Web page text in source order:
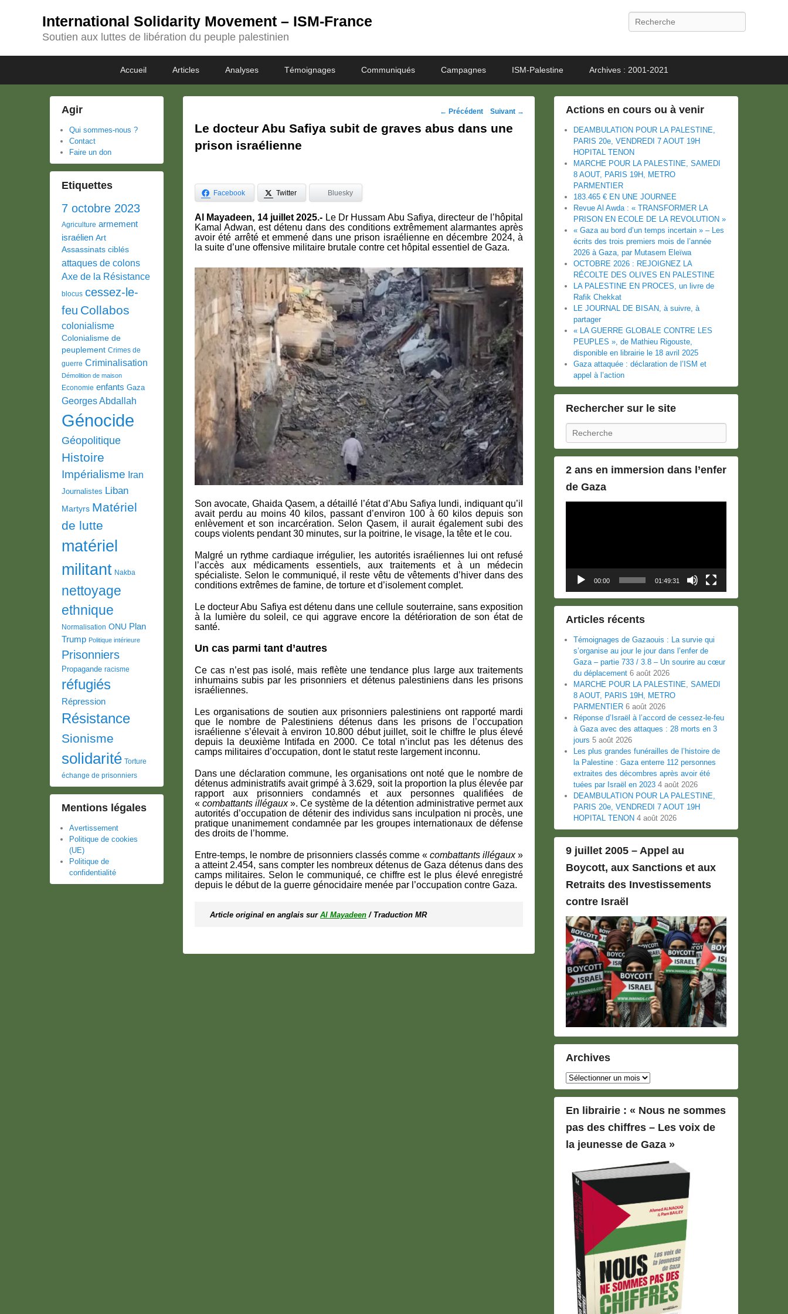
International Solidarity Movement – ISM-France
Soutien aux luttes de libération du peuple palestinien
Recherche
menu
Accueil Articles Analyses Témoignages Communiqués Campagnes ISM-Palestine Archives : 2001-2021
Navigation
des
← Précédent Suivant →
Le docteur Abu Safiya subit de graves abus dans une
prison israélienne
Facebook Twitter Bluesky
Al Mayadeen, 14 juillet 2025.- Le Dr Hussam Abu Safiya, directeur de l’hôpital
Kamal Adwan, est détenu dans des conditions extrêmement alarmantes après
avoir été arrêté et emmené dans une prison israélienne en décembre 2024, à
la suite d’une offensive militaire brutale contre cet hôpital essentiel de Gaza.
Son avocate, Ghaida Qasem, a détaillé l’état d’Abu Safiya lundi, indiquant qu’il
avait perdu au moins 40 kilos, passant d’environ 100 à 60 kilos depuis son
enlèvement et son incarcération. Selon Qasem, il aurait également subi des
coups violents pendant 30 minutes, sur la poitrine, le visage, la tête et le cou.
Malgré un rythme cardiaque irrégulier, les autorités israéliennes lui ont refusé
l’accès aux médicaments essentiels, aux traitements et à un médecin
spécialiste. Selon le communiqué, il reste vêtu de vêtements d’hiver dans des
conditions extrêmes de famine, de torture et d’isolement complet.
Le docteur Abu Safiya est détenu dans une cellule souterraine, sans exposition
à la lumière du soleil, ce qui aggrave encore la détérioration de son état de
santé.
Un cas parmi tant d’autres
Ce cas n’est pas isolé, mais reflète une tendance plus large aux traitements
inhumains subis par les prisonniers et détenus palestiniens dans les prisons
israéliennes.
Les organisations de soutien aux prisonniers palestiniens ont rapporté mardi
que le nombre de Palestiniens détenus dans les prisons de l’occupation
israélienne s’élevait à environ 10.800 début juillet, soit le chiffre le plus élevé
depuis la deuxième Intifada en 2000. Ce total n’inclut pas les détenus des
camps militaires d’occupation, dont le statut reste largement inconnu.
Dans une déclaration commune, les organisations ont noté que le nombre de
détenus administratifs avait grimpé à 3.629, soit la proportion la plus élevée par
rapport aux prisonniers condamnés et aux personnes qualifiées de
«combattants illégaux». Ce système de la détention administrative permet aux
autorités d’occupation de détenir des individus sans inculpation ni procès, une
pratique unanimement condamnée par les groupes internationaux de défense
des droits de l’homme.
Entre-temps, le nombre de prisonniers classés comme « combattants illégaux»
a atteint 2.454, sans compter les nombreux détenus de Gaza détenus dans des
camps militaires. Selon le communiqué, ce chiffre est le plus élevé enregistré
depuis le début de la guerre génocidaire menée par l’occupation contre Gaza.
Article original en anglais sur Al Mayadeen / Traduction MR
Actions en cours ou à venir
DEAMBULATION POUR LA PALESTINE,
PARIS 20e, VENDREDI 7 AOUT 19H
HOPITAL TENON
MARCHE POUR LA PALESTINE, SAMEDI
8 AOUT, PARIS 19H, METRO
PARMENTIER
183.465 € EN UNE JOURNEE
Revue Al Awda : « TRANSFORMER LA
PRISON EN ECOLE DE LA REVOLUTION »
« Gaza au bord d’un temps incertain » – Les
écrits des trois premiers mois de l’année
2026 à Gaza, par Mutasem Eleïwa
OCTOBRE 2026 : REJOIGNEZ LA
RÉCOLTE DES OLIVES EN PALESTINE
LA PALESTINE EN PROCES, un livre de
Rafik Chekkat
LE JOURNAL DE BISAN, à suivre, à
partager
« LA GUERRE GLOBALE CONTRE LES
PEUPLES », de Mathieu Rigouste,
disponible en librairie le 18 avril 2025
Gaza attaquée : déclaration de l’ISM et
appel à l’action
Rechercher sur le site
Recherche
2 ans en immersion dans l’enfer
de Gaza
00:00 01:49:31
Articles récents
Témoignages de Gazaouis : La survie qui
s’organise au jour le jour dans l’enfer de
Gaza – partie 733 / 3.8 – Un sourire au cœur
du déplacement 6 août 2026
MARCHE POUR LA PALESTINE, SAMEDI
8 AOUT, PARIS 19H, METRO
PARMENTIER 6 août 2026
Réponse d’Israël à l’accord de cessez-le-feu
à Gaza avec des attaques : 28 morts en 3
jours 5 août 2026
Les plus grandes funérailles de l’histoire de
la Palestine : Gaza enterre 112 personnes
extraites des décombres après avoir été
tuées par Israël en 2023 4 août 2026
DEAMBULATION POUR LA PALESTINE,
PARIS 20e, VENDREDI 7 AOUT 19H
HOPITAL TENON 4 août 2026
9 juillet 2005 – Appel au
Boycott, aux Sanctions et aux
Retraits des Investissements
contre Israël
Archives
Archives
En librairie : « Nous ne sommes
pas des chiffres – Les voix de
la jeunesse de Gaza »
Agir
Qui sommes-nous ?
Contact
Faire un don
Etiquettes
7 octobre 2023
Agriculture armement
israélien Art
Assassinats ciblés
attaques de colons
Axe de la Résistance
blocus cessez-le-
feu Collabos
colonialisme
Colonialisme de
peuplement Crimes de
guerre Criminalisation
Démolition de maison
Economie enfants Gaza
Georges Abdallah
Génocide
Géopolitique
Histoire
Impérialisme Iran
Journalistes Liban
Martyrs Matériel
de lutte
matériel
militant Nakba
nettoyage
ethnique
Normalisation ONU Plan
Trump Politique intérieure
Prisonniers
Propagande racisme
réfugiés
Répression
Résistance
Sionisme
solidarité Torture
échange de prisonniers
Mentions légales
Avertissement
Politique de cookies
(UE)
Politique de
confidentialité